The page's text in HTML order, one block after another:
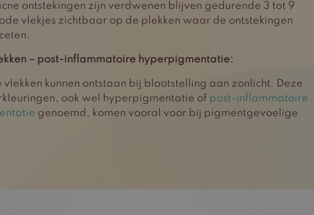
ontstekingen zijn verdwenen blijven gedurende 3 tot 9
vlekjes zichtbaar op de plekken waar de ontstekingen
– post-inflammatoire hyperpigmentatie:
vlekken kunnen ontstaan bij blootstelling aan zonlicht. Deze
ook wel hyperpigmentatie of post-inflammatoire
genoemd, komen vooral voor bij pigmentgevoelige